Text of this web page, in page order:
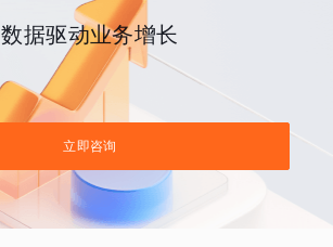
数据驱动业务增长
立即咨询